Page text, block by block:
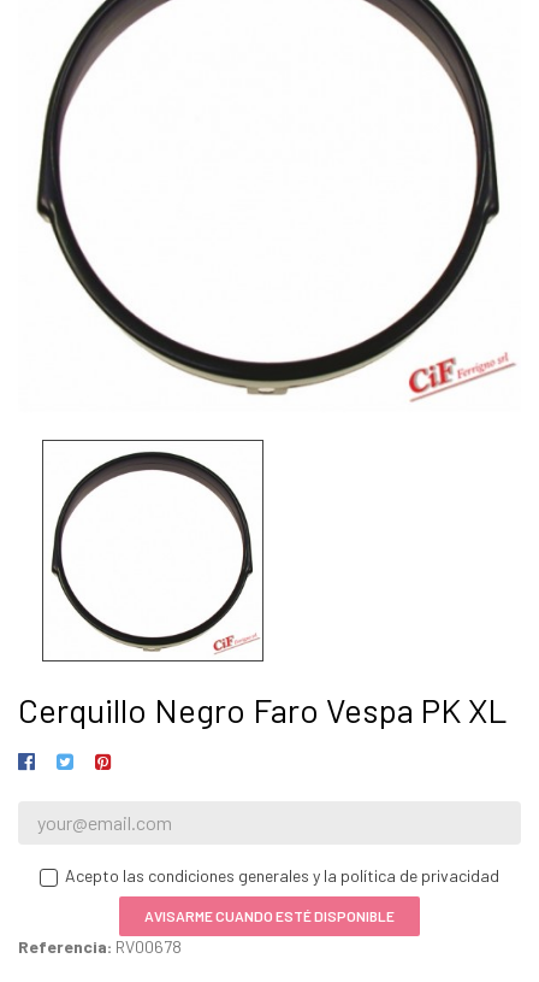
Cerquillo Negro Faro Vespa PK XL
Acepto las condiciones generales y la política de privacidad
AVISARME CUANDO ESTÉ DISPONIBLE
Referencia: RV00678